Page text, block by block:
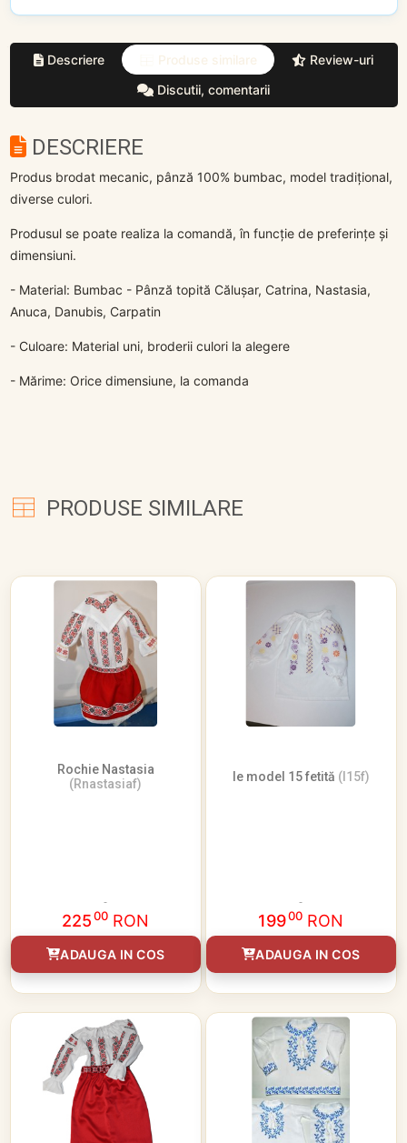
Descriere Produse similare
Review-uri
Discutii, comentarii
DESCRIERE
Produs brodat mecanic, pânză 100% bumbac, model tradițional,
diverse culori.
Produsul se poate realiza la comandă, în funcție de preferințe și
dimensiuni.
- Material: Bumbac - Pânză topită Călușar, Catrina, Nastasia,
Anuca, Danubis, Carpatin
- Culoare: Material uni, broderii culori la alegere
- Mărime: Orice dimensiune, la comanda
PRODUSE SIMILARE
Rochie Nastasia
(Rnastasiaf)
22500 RON
ADAUGA IN COS
Ie model 15 fetită (I15f)
19900 RON
ADAUGA IN COS